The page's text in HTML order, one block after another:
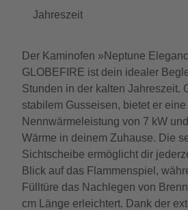
Jahreszeit
Der Kaminofen »Neptune
GLOBEFIRE ist dein idealer
Stunden in der kalten Jahreszeit.
stabilem Gusseisen, bietet er
Nennwärmeleistung von 7 kW
Wärme in deinem Zuhause. Die
Sichtscheibe ermöglicht dir
Blick auf das Flammenspiel,
Fülltüre das Nachlegen von
cm Länge erleichtert. Dank der